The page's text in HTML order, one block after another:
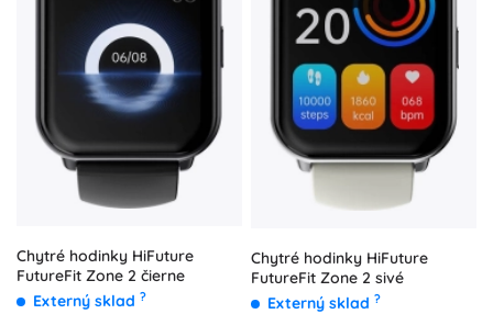
Chytré hodinky HiFuture
FutureFit Zone 2 čierne
Externý sklad ?
Chytré hodinky HiFuture
FutureFit Zone 2 sivé
Externý sklad ?